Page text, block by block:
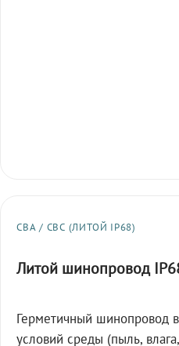
СВА / СВС (ЛИТОЙ IP68)
Литой шинопровод
Герметичный шинопровод
условий среды (пыль,